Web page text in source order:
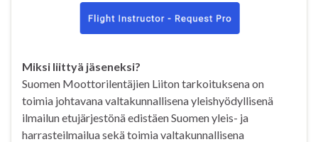
Miksi liittyä jäseneksi?
Suomen Moottorilentäjien Liiton tarkoituksena on
toimia johtavana valtakunnallisena yleishyödyllisenä
ilmailun etujärjestönä edistäen Suomen yleis- ja
harrasteilmailua sekä toimia valtakunnallisena